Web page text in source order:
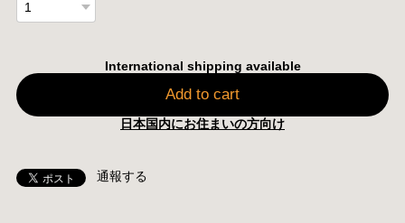
International shipping available
Add to cart
日本国内にお住まいの方向け
通報する